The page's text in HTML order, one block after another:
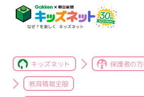
キッズネット 保護者の
教育情報全般